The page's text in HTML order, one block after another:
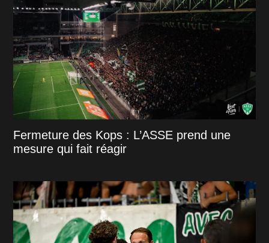
Fermeture des Kops : L’ASSE prend une
mesure qui fait réagir